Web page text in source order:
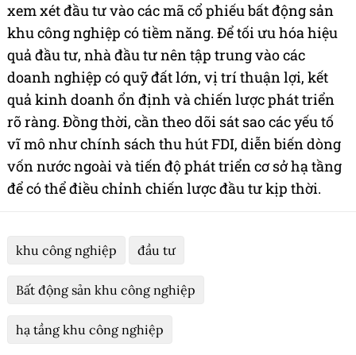
xem xét đầu tư vào các mã cổ phiếu bất động sản
khu công nghiệp có tiềm năng. Để tối ưu hóa hiệu
quả đầu tư, nhà đầu tư nên tập trung vào các
doanh nghiệp có quỹ đất lớn, vị trí thuận lợi, kết
quả kinh doanh ổn định và chiến lược phát triển
rõ ràng. Đồng thời, cần theo dõi sát sao các yếu tố
vĩ mô như chính sách thu hút FDI, diễn biến dòng
vốn nước ngoài và tiến độ phát triển cơ sở hạ tầng
để có thể điều chỉnh chiến lược đầu tư kịp thời.
khu công nghiệp đầu tư
Bất động sản khu công nghiệp
hạ tầng khu công nghiệp